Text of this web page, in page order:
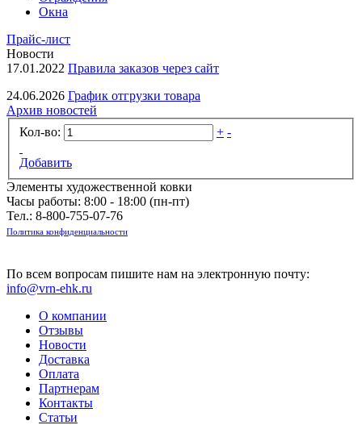
Окна
Прайс-лист
Новости
17.01.2022 Правила заказов через сайт
24.06.2026 График отгрузки товара
Архив новостей
Кол-во:
+ -
Добавить
Элементы художественной ковки
Часы работы: 8:00 - 18:00 (пн-пт)
Тел.: 8-800-755-07-76
Политика конфиденциальности
По всем вопросам пишите нам на электронную почту:
info@vrn-ehk.ru
О компании
Отзывы
Новости
Доставка
Оплата
Партнерам
Контакты
Статьи